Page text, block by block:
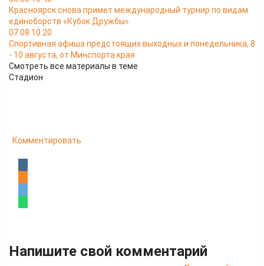
Красноярск снова примет международный турнир по видам
единоборств «Кубок Дружбы»
07.08 10:20
Спортивная афиша предстоящих выходных и понедельника, 8
- 10 августа, от Минспорта края
Смотреть все материалы в теме
Стадион
Комментировать
Напишите свой комментарий